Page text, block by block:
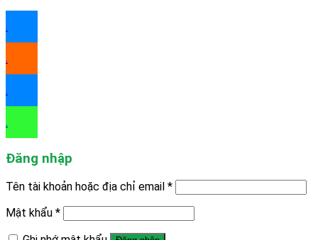
.
.
Đăng nhập
Tên tài khoản hoặc địa chỉ email *
Mật khẩu *